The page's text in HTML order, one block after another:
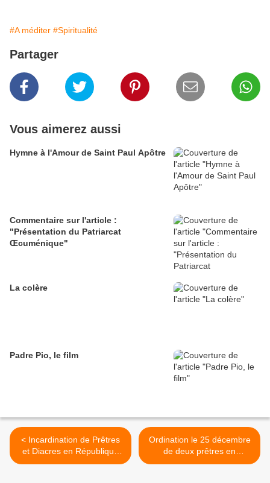
#A méditer #Spiritualité
Partager
Vous aimerez aussi
Hymne à l'Amour de Saint Paul Apôtre
Commentaire sur l'article :
"Présentation du Patriarcat
Œcuménique"
La colère
Padre Pio, le film
< Incardination de Prêtres
et Diacres en République
Démocratique du Congo -
Ordination le 25 décembre
de deux prêtres en
République Démocratique